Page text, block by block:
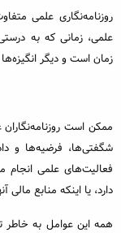
روزنامه‌نگاری علمی
علمی، زمانی که به
زمان است و دیگر
ممکن است
شگفتی‌ها، فرضیه‌ها و
فعالیت‌های علمی انجام
دارد، یا اینکه منابع
همه این عوامل به خاطر